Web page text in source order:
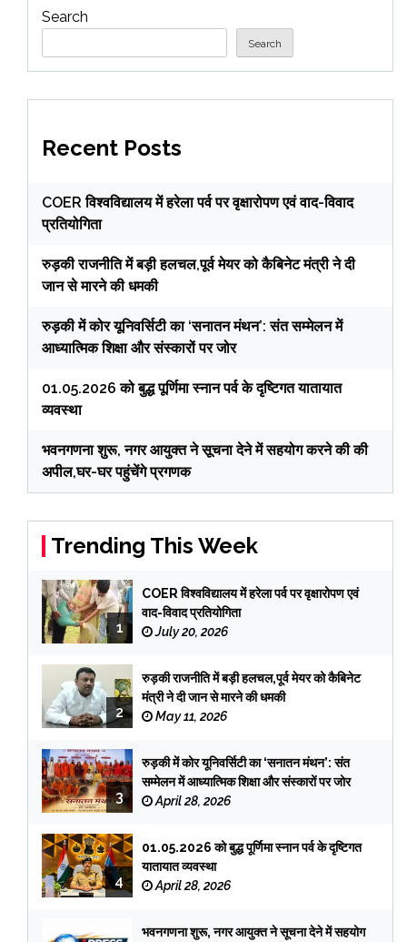
Search
Search
Recent Posts
COER विश्वविद्यालय में हरेला पर्व पर वृक्षारोपण एवं वाद-विवाद
प्रतियोगिता
रुड़की राजनीति में बड़ी हलचल,पूर्व मेयर को कैबिनेट मंत्री ने दी
जान से मारने की धमकी
रुड़की में कोर यूनिवर्सिटी का ‘सनातन मंथन’: संत सम्मेलन में
आध्यात्मिक शिक्षा और संस्कारों पर जोर
01.05.2026 को बुद्ध पूर्णिमा स्नान पर्व के दृष्टिगत यातायात
व्यवस्था
भवनगणना शुरू, नगर आयुक्त ने सूचना देने में सहयोग करने की की
अपील,घर-घर पहुंचेंगे प्रगणक
Trending This Week
1
COER विश्वविद्यालय में हरेला पर्व पर वृक्षारोपण एवं
वाद-विवाद प्रतियोगिता
July 20, 2026
2
रुड़की राजनीति में बड़ी हलचल,पूर्व मेयर को कैबिनेट
मंत्री ने दी जान से मारने की धमकी
May 11, 2026
3
रुड़की में कोर यूनिवर्सिटी का ‘सनातन मंथन’: संत
सम्मेलन में आध्यात्मिक शिक्षा और संस्कारों पर जोर
April 28, 2026
4
01.05.2026 को बुद्ध पूर्णिमा स्नान पर्व के दृष्टिगत
यातायात व्यवस्था
April 28, 2026
भवनगणना शुरू, नगर आयुक्त ने सूचना देने में सहयोग